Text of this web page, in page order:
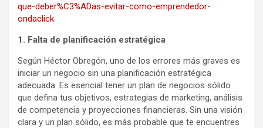
que-deber%C3%ADas-evitar-como-emprendedor-
ondaclick
1. Falta de planificación estratégica
Según Héctor Obregón, uno de los errores más graves es
iniciar un negocio sin una planificación estratégica
adecuada. Es esencial tener un plan de negocios sólido
que defina tus objetivos, estrategias de marketing, análisis
de competencia y proyecciones financieras. Sin una visión
clara y un plan sólido, es más probable que te encuentres